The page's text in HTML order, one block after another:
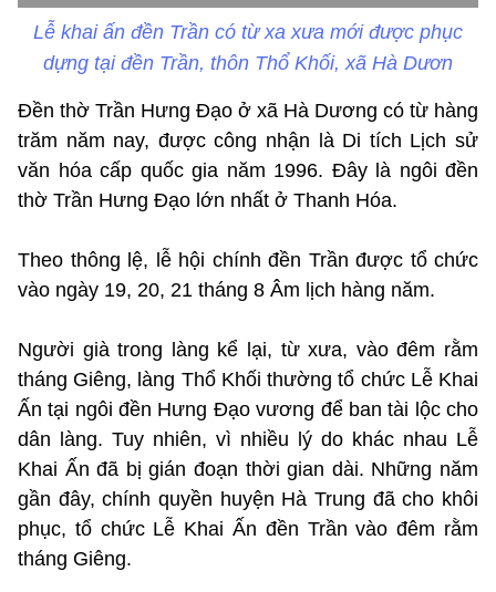
Lễ khai ấn đền Trần có từ xa xưa mới được phục
dựng tại đền Trần, thôn Thổ Khối, xã Hà Dươn
Đền thờ Trần Hưng Đạo ở xã Hà Dương có từ hàng
trăm năm nay, được công nhận là Di tích Lịch sử
văn hóa cấp quốc gia năm 1996. Đây là ngôi đền
thờ Trần Hưng Đạo lớn nhất ở Thanh Hóa.
Theo thông lệ, lễ hội chính đền Trần được tổ chức
vào ngày 19, 20, 21 tháng 8 Âm lịch hàng năm.
Người già trong làng kể lại, từ xưa, vào đêm rằm
tháng Giêng, làng Thổ Khối thường tổ chức Lễ Khai
Ấn tại ngôi đền Hưng Đạo vương để ban tài lộc cho
dân làng. Tuy nhiên, vì nhiều lý do khác nhau Lễ
Khai Ấn đã bị gián đoạn thời gian dài. Những năm
gần đây, chính quyền huyện Hà Trung đã cho khôi
phục, tổ chức Lễ Khai Ấn đền Trần vào đêm rằm
tháng Giêng.